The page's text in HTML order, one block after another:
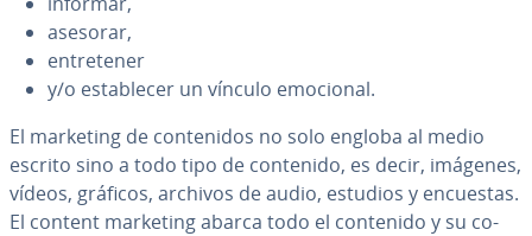
asesorar,
en­tre­te­ner
y/o es­ta­ble­cer un vínculo emocional.
El marketing de co­n­te­ni­dos no solo engloba al medio
escrito sino a todo tipo de contenido, es decir, imágenes,
vídeos, gráficos, archivos de audio, estudios y encuestas.
El content marketing abarca todo el contenido y su co­